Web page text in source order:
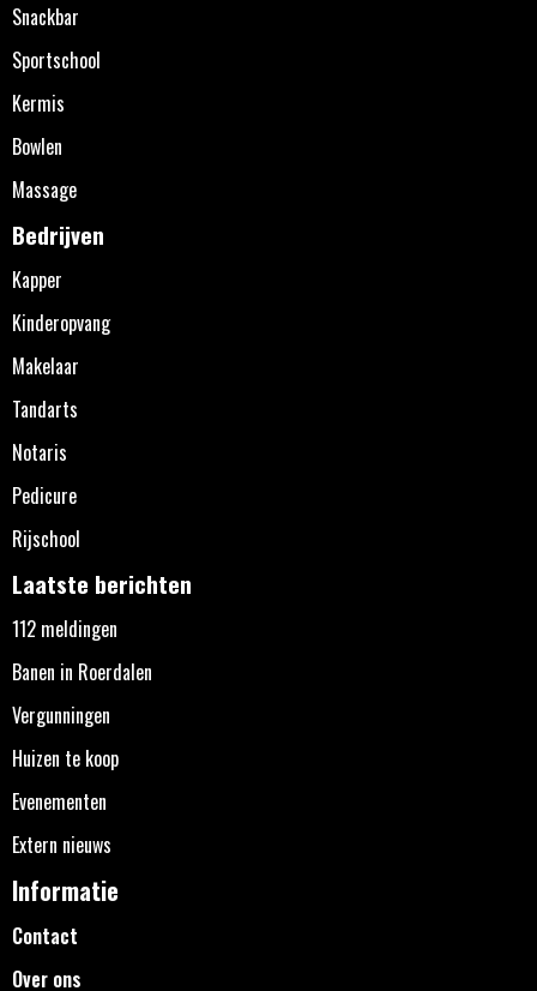
Snackbar
Sportschool
Kermis
Bowlen
Massage
Bedrijven
Kapper
Kinderopvang
Makelaar
Tandarts
Notaris
Pedicure
Rijschool
Laatste berichten
112 meldingen
Banen in Roerdalen
Vergunningen
Huizen te koop
Evenementen
Extern nieuws
Informatie
Contact
Over ons